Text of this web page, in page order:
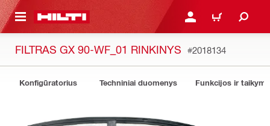
TURINIO PRISIJUNGTI ARBA
PIRKINIŲ
FILTRAS GX 90-WF_01 RINKINYS #2018134
Konfigūratorius Techniniai duomenys Funkcijos ir